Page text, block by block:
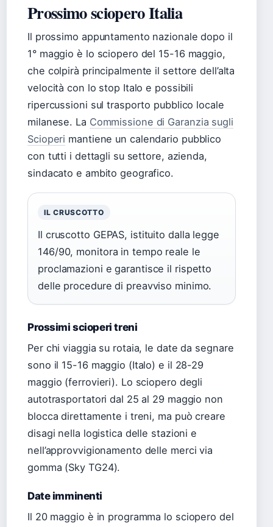
Prossimo sciopero Italia
Il prossimo appuntamento nazionale dopo il
1° maggio è lo sciopero del 15-16 maggio,
che colpirà principalmente il settore dell’alta
velocità con lo stop Italo e possibili
ripercussioni sul trasporto pubblico locale
milanese. La Commissione di Garanzia sugli
Scioperi mantiene un calendario pubblico
con tutti i dettagli su settore, azienda,
sindacato e ambito geografico.
IL CRUSCOTTO
Il cruscotto GEPAS, istituito dalla legge
146/90, monitora in tempo reale le
proclamazioni e garantisce il rispetto
delle procedure di preavviso minimo.
Prossimi scioperi treni
Per chi viaggia su rotaia, le date da segnare
sono il 15-16 maggio (Italo) e il 28-29
maggio (ferrovieri). Lo sciopero degli
autotrasportatori dal 25 al 29 maggio non
blocca direttamente i treni, ma può creare
disagi nella logistica delle stazioni e
nell’approvvigionamento delle merci via
gomma (Sky TG24).
Date imminenti
Il 20 maggio è in programma lo sciopero del